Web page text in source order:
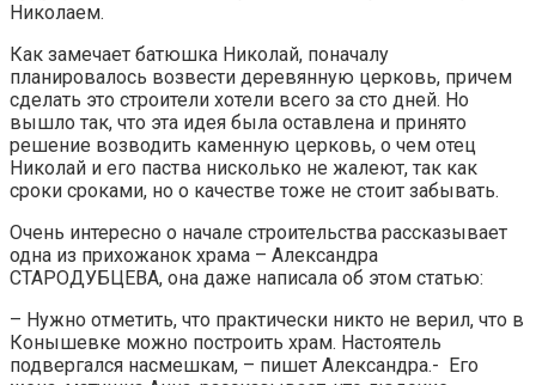
Николаем.
Как замечает батюшка Николай, поначалу
планировалось возвести деревянную церковь, причем
сделать это строители хотели всего за сто дней. Но
вышло так, что эта идея была оставлена и принято
решение возводить каменную церковь, о чем отец
Николай и его паства нисколько не жалеют, так как
сроки сроками, но о качестве тоже не стоит забывать.
Очень интересно о начале строительства рассказывает
одна из прихожанок храма – Александра
СТАРОДУБЦЕВА, она даже написала об этом статью:
– Нужно отметить, что практически никто не верил, что в
Конышевке можно построить храм. Настоятель
подвергался насмешкам, – пишет Александра.- Его